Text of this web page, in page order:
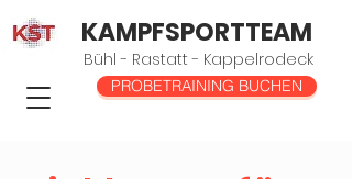
KAMPFSPORTTEAM
Bühl - Rastatt - Kappelrodeck
PROBETRAINING BUCHEN